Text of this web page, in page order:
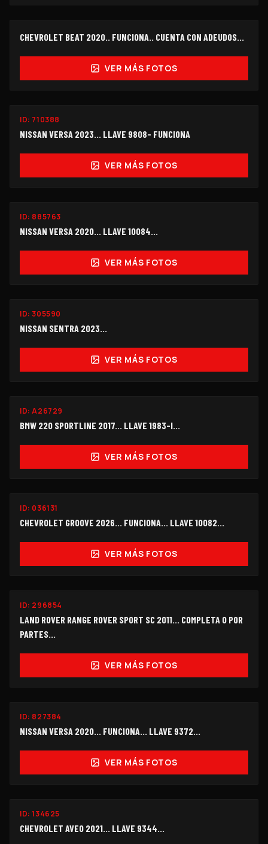
$115,000
OFERTA
CHEVROLET BEAT 2020.. FUNCIONA.. CUENTA CON ADEUDOS...
VER MÁS FOTOS
ID: 710388
NISSAN VERSA 2023... LLAVE 9808- FUNCIONA
VER MÁS FOTOS
ID: 885763
NISSAN VERSA 2020... LLAVE 10084...
VER MÁS FOTOS
ID: 305590
NISSAN SENTRA 2023...
VER MÁS FOTOS
ID:A26729
BMW 220 SPORTLINE 2017... LLAVE 1983-I…
VER MÁS FOTOS
ID: 036131
CHEVROLET GROOVE 2026... FUNCIONA... LLAVE 10082...
VER MÁS FOTOS
ID: 296854
LAND ROVER RANGE ROVER SPORT SC 2011… COMPLETA O POR
PARTES...
VER MÁS FOTOS
ID: 827384
NISSAN VERSA 2020... FUNCIONA… LLAVE 9372...
VER MÁS FOTOS
ID:134625
CHEVROLET AVEO 2021... LLAVE 9344…